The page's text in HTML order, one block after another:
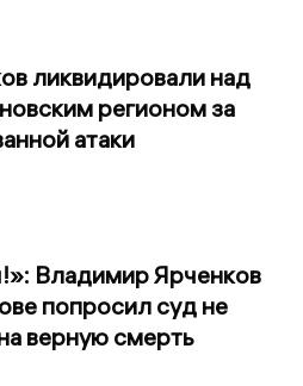
ликвидировали над
регионом за
атаки
Владимир Ярченков
попросил суд не
верную смерть